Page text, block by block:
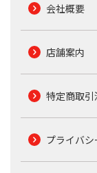
会社概要
店舗案内
特定商取引
プライバ